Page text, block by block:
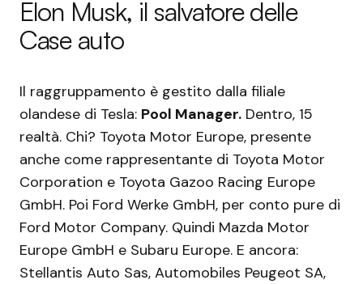
Elon Musk, il salvatore delle
Case auto
Il raggruppamento è gestito dalla filiale
olandese di Tesla: Pool Manager. Dentro, 15
realtà. Chi? Toyota Motor Europe, presente
anche come rappresentante di Toyota Motor
Corporation e Toyota Gazoo Racing Europe
GmbH. Poi Ford Werke GmbH, per conto pure di
Ford Motor Company. Quindi Mazda Motor
Europe GmbH e Subaru Europe. E ancora:
Stellantis Auto Sas, Automobiles Peugeot SA,